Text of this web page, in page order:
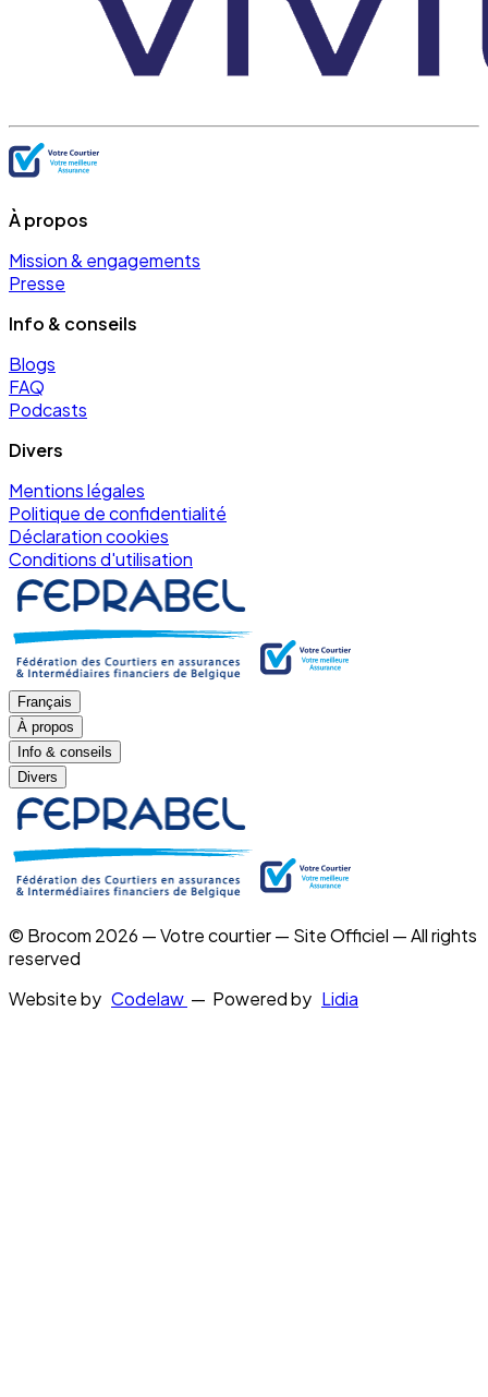
À propos
Mission & engagements
Presse
Info & conseils
Blogs
FAQ
Podcasts
Divers
Mentions légales
Politique de confidentialité
Déclaration cookies
Conditions d'utilisation
Français
À propos
Info & conseils
Divers
© Brocom 2026 — Votre courtier — Site Officiel — All rights
reserved
Website by Codelaw — Powered by Lidia